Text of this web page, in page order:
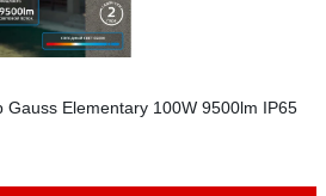
Gauss Elementary 100W 9500lm IP65